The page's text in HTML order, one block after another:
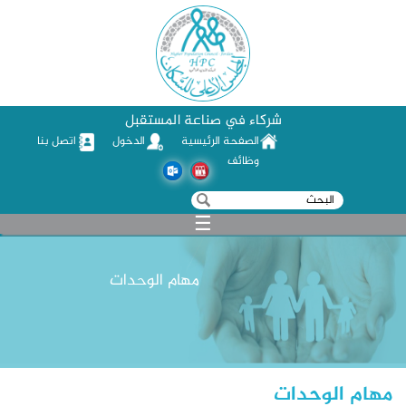
شركاء في صناعة المستقبل
الصفحة الرئيسية الدخول
اتصل بنا
وظائف
استمارة البحث
‏بحث ‏
☰
مهام الوحدات
مهام الوحدات